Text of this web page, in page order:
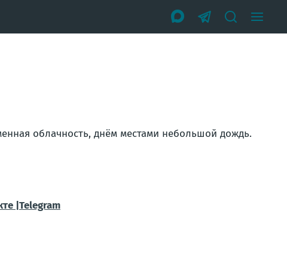
облачность, днём местами небольшой дождь.
|Telegram